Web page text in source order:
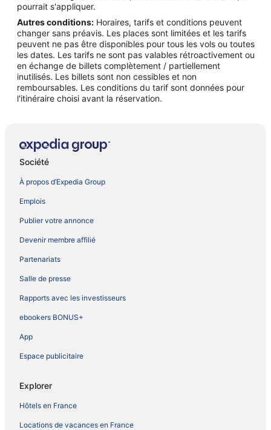
pourrait s'appliquer.
Autres conditions: Horaires, tarifs et conditions peuvent
changer sans préavis. Les places sont limitées et les tarifs
peuvent ne pas être disponibles pour tous les vols ou toutes
les dates. Les tarifs ne sont pas valables rétroactivement ou
en échange de billets complètement / partiellement
inutilisés. Les billets sont non cessibles et non
remboursables. Les conditions du tarif sont données pour
l'itinéraire choisi avant la réservation.
Société
À propos d’Expedia Group
Emplois
Publier votre annonce
Devenir membre affilié
Partenariats
Salle de presse
Rapports avec les investisseurs
ebookers BONUS+
App
Espace publicitaire
Explorer
Hôtels en France
Locations de vacances en France